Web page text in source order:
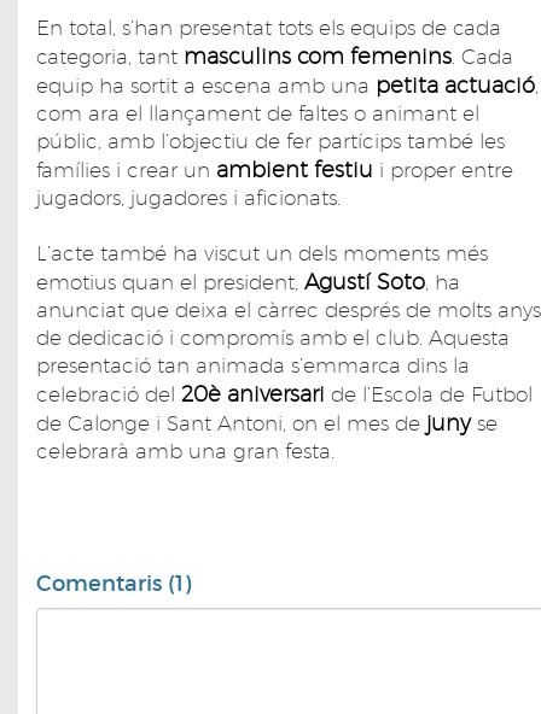
En total, s’han presentat tots els equips de cada
categoria, tant masculins com femenins . Cada
equip ha sortit a escena amb una petita actuació
com ara el llançament de faltes o animant el
públic, amb l’objectiu de fer partícips també les
famílies i crear un ambient festiu i proper entre
jugadors, jugadores i aficionats.
L’acte també ha viscut un dels moments més
emotius quan el president, Agustí Soto , ha
anunciat que deixa el càrrec després de molts anys
de dedicació i compromís amb el club. Aquesta
presentació tan animada s’emmarca dins la
celebració del 20è aniversari de l’Escola de Futbol
de Calonge i Sant Antoni, on el mes de junyse
celebrarà amb una gran festa.
Comentaris (1)